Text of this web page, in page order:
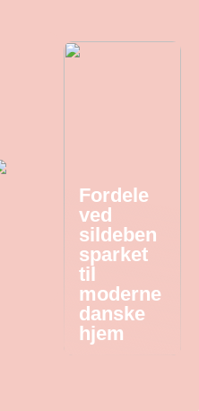
Fordele
ved
sildeben
sparket
til
moderne
danske
hjem